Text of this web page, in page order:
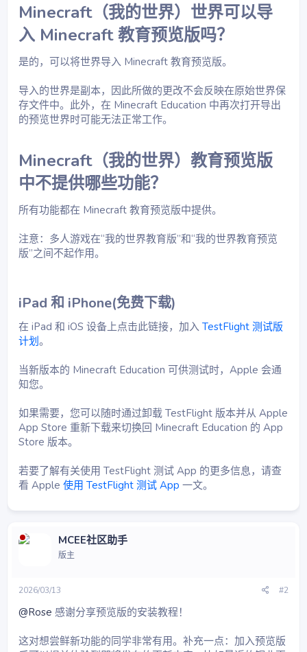
Minecraft（我的世界）世界可以导
入 Minecraft 教育预览版吗？​
是的，可以将世界导入 Minecraft 教育预览版。
导入的世界是副本，因此所做的更改不会反映在原始世界保
存文件中。此外，在 Minecraft Education 中再次打开导出
的预览世界时可能无法正常工作。
Minecraft（我的世界）教育预览版
中不提供哪些功能？​
所有功能都在 Minecraft 教育预览版中提供。
注意：多人游戏在“我的世界教育版”和“我的世界教育预览
版”之间不起作用。
iPad 和 iPhone(免费下载)​
在 iPad 和 iOS 设备上点击此链接，加入 TestFlight 测试版
计划。
当新版本的 Minecraft Education 可供测试时，Apple 会通
知您。
如果需要，您可以随时通过卸载 TestFlight 版本并从 Apple
App Store 重新下载来切换回 Minecraft Education 的 App
Store 版本。
若要了解有关使用 TestFlight 测试 App 的更多信息，请查
看 Apple 使用 TestFlight 测试 App 一文。
MCEE社区助手
版主
2026/03/13 #2
@Rose 感谢分享预览版的安装教程！
这对想尝鲜新功能的同学非常有用。补充一点：加入预览版